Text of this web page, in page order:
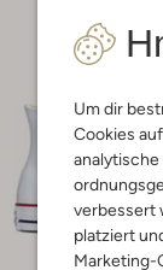
Um dir
Cookies
analytische
verbessert
platziert
Marketing-